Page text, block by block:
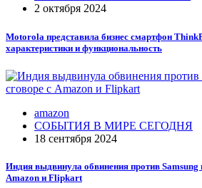
2 октября 2024
Motorola представила бизнес смартфон
характеристики и функциональность
amazon
СОБЫТИЯ В МИРЕ СЕГОДНЯ
18 сентября 2024
Индия выдвинула обвинения против Samsung
Amazon и Flipkart